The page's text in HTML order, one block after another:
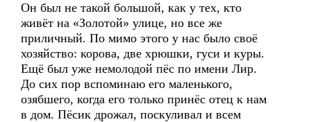
Он был не такой большой, как у тех, кто
живёт на «Золотой» улице, но все же
приличный. По мимо этого у нас было своё
хозяйство: корова, две хрюшки, гуси и куры.
Ещё был уже немолодой пёс по имени Лир.
До сих пор вспоминаю его маленького,
озябшего, когда его только принёс отец к нам
в дом. Пёсик дрожал, поскуливал и всем